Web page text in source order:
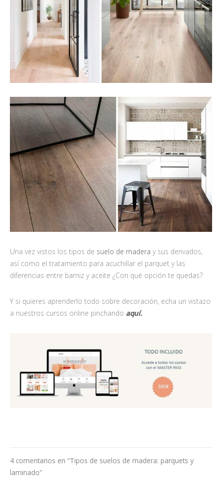
Una vez vistos los tipos de suelo de madera y sus derivados,
así como el tratamiento para acuchillar el parquet y las
diferencias entre barniz y aceite ¿Con qué opción te quedas?
Y si quieres aprenderlo todo sobre decoración, echa un vistazo
a nuestros cursos online pinchando aquí.
4 comentarios en “Tipos de suelos de madera: parquets y
laminado”